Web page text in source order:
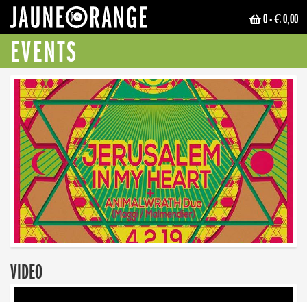
0- € 0,00
EVENTS
VIDEO